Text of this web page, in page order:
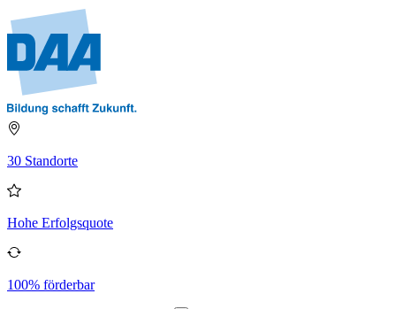
30 Standorte
Hohe Erfolgsquote
100% förderbar